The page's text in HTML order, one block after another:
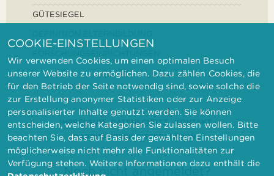
GÜTESIEGEL
IMPRESSUM DATENSCHUTZ
KONTAKT
BARRIEREFREIHEITSERKLÄRUNG
Noch nicht angemeldet?
COOKIE-EINSTELLUNGEN
Wir verwenden Cookies, um einen optimalen Besuch
unserer Website zu ermöglichen. Dazu zählen Cookies, die
für den Betrieb der Seite notwendig sind, sowie solche die
zur Erstellung anonymer Statistiken oder zur Anzeige
personalisierter Inhalte genutzt werden. Sie können
entscheiden, welche Kategorien Sie zulassen wollen. Bitte
beachten Sie, dass auf Basis der gewählten Einstellungen
möglicherweise nicht mehr alle Funktionalitäten zur
Verfügung stehen. Weitere Informationen dazu enthält die